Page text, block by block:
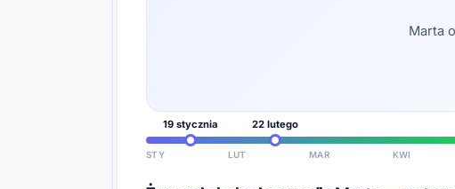
Marta
19 stycznia 22 lutego
STY LUT MAR KWI